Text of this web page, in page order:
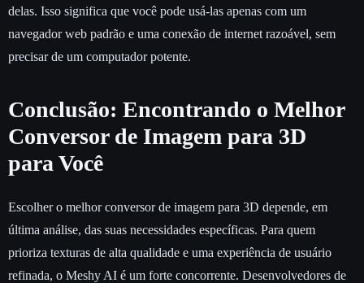
delas. Isso significa que você pode usá-las apenas com um
navegador web padrão e uma conexão de internet razoável, sem
precisar de um computador potente.
Conclusão: Encontrando o Melhor
Conversor de Imagem para 3D
para Você
Escolher o melhor conversor de imagem para 3D depende, em
última análise, das suas necessidades específicas. Para quem
prioriza texturas de alta qualidade e uma experiência de usuário
refinada, o Meshy AI é um forte concorrente. Desenvolvedores de